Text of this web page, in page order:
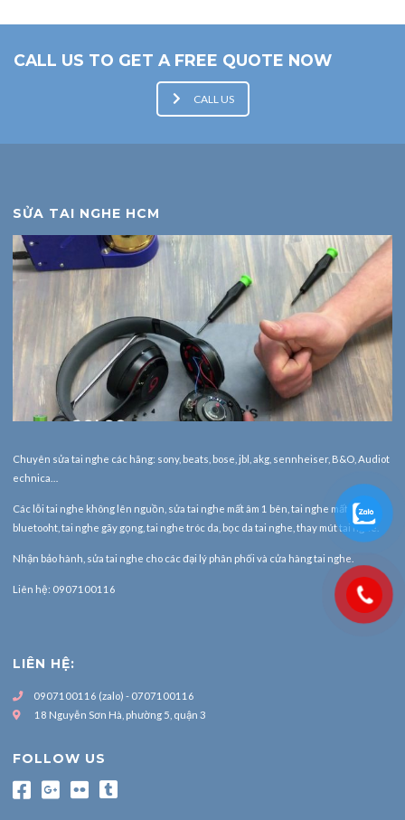
CALL US TO GET A FREE QUOTE NOW
CALL US
SỬA TAI NGHE HCM
Chuyên sửa tai nghe các hãng: sony, beats, bose, jbl, akg, sennheiser, B&O, Audiot
echnica…
Các lỗi tai nghe không lên nguồn, sửa tai nghe mất âm 1 bên, tai nghe mất
bluetooht, tai nghe gãy gọng, tai nghe tróc da, bọc da tai nghe, thay mút tai nghe.
Nhận bảo hành, sửa tai nghe cho các đại lý phân phối và cửa hàng tai nghe.
Liên hệ: 0907100116
LIÊN HỆ:
0907100116 (zalo) - 0707100116
18 Nguyễn Sơn Hà, phường 5, quận 3
FOLLOW US